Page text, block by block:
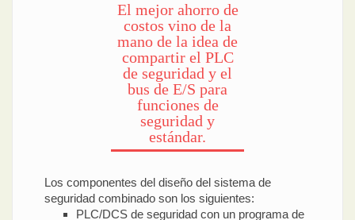
El mejor ahorro de
costos vino de la
mano de la idea de
compartir el PLC
de seguridad y el
bus de E/S para
funciones de
seguridad y
estándar.
Los componentes del diseño del sistema de
seguridad combinado son los siguientes:
PLC/DCS de seguridad con un programa de